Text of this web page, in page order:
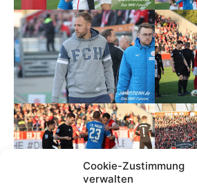
Cookie-Zustimmung
verwalten